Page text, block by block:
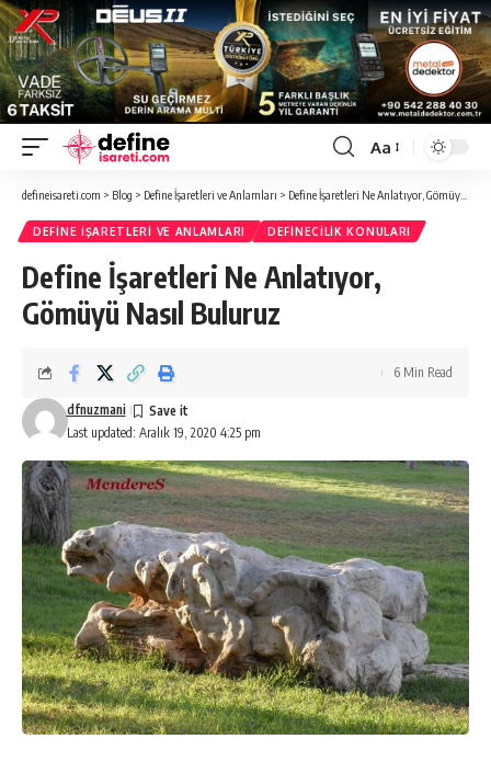
Font
Resizer
Aa
defineisareti.com > Blog > Define İşaretleri ve Anlamları > Define İşaretleri Ne Anlatıyor, Gömüyü Nasıl Buluruz
DEFINE İŞARETLERI VE ANLAMLARI DEFINECILIK KONULARI
Define İşaretleri Ne Anlatıyor,
Gömüyü Nasıl Buluruz
Last updated: Aralık 19, 2020 4:25 pm
dfnuzmani
6 Min Read